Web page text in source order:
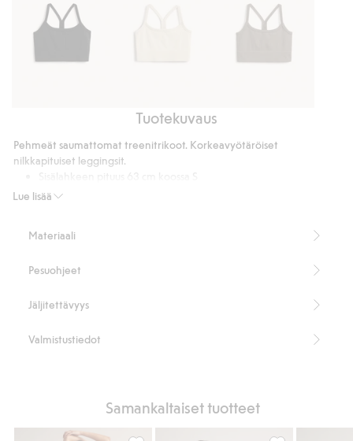
Saumattomat
Saumattomat
Tuotekuvaus
Lue lisää
Pehmeät saumattomat treenitrikoot. Korkeavyötäröiset
nilkkapituiset leggingsit.
Sisältää 59 % kierrätettyä polyamidia
Materiaali
Pesuohjeet
Jäljitettävyys
Valmistustiedot
Samankaltaiset tuotteet